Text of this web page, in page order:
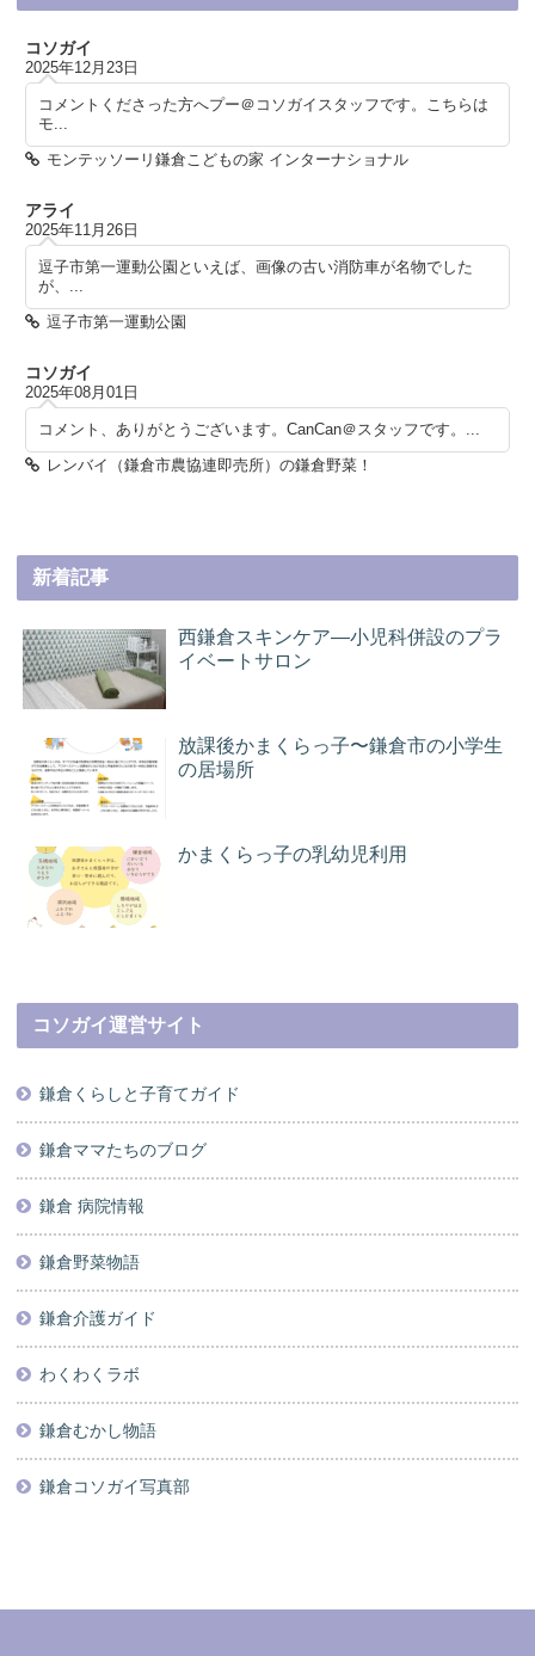
コソガイ
2025年12月23日
コメントくださった方へプー＠コソガイスタッフです。こちらは
モ...
モンテッソーリ鎌倉こどもの家 インターナショナル
アライ
2025年11月26日
逗子市第一運動公園といえば、画像の古い消防車が名物でした
が、...
逗子市第一運動公園
コソガイ
2025年08月01日
コメント、ありがとうございます。CanCan＠スタッフです。...
レンバイ（鎌倉市農協連即売所）の鎌倉野菜！
新着記事
西鎌倉スキンケア―小児科併設のプラ
イベートサロン
放課後かまくらっ子〜鎌倉市の小学生
の居場所
かまくらっ子の乳幼児利用
コソガイ運営サイト
鎌倉くらしと子育てガイド
鎌倉ママたちのブログ
鎌倉 病院情報
鎌倉野菜物語
鎌倉介護ガイド
わくわくラボ
鎌倉むかし物語
鎌倉コソガイ写真部